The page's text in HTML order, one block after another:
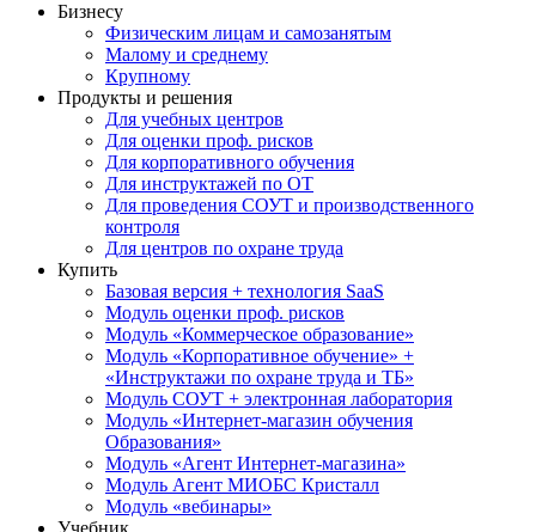
Бизнесу
Физическим лицам и самозанятым
Малому и среднему
Крупному
Продукты и решения
Для учебных центров
Для оценки проф. рисков
Для корпоративного обучения
Для инструктажей по ОТ
Для проведения СОУТ и производственного
контроля
Для центров по охране труда
Купить
Базовая версия + технология SaaS
Модуль оценки проф. рисков
Модуль «Коммерческое образование»
Модуль «Корпоративное обучение» +
«Инструктажи по охране труда и ТБ»
Модуль СОУТ + электронная лаборатория
Модуль «Интернет-магазин обучения
Образования»
Модуль «Агент Интернет-магазина»
Модуль Агент МИОБС Кристалл
Модуль «вебинары»
Учебник